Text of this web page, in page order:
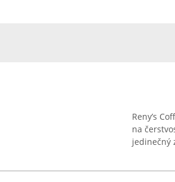
Reny’s
na
jedinečný